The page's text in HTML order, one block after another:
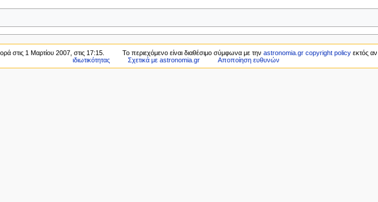
στις 1 Μαρτίου 2007, στις 17:15. Το περιεχόμενο είναι διαθέσιμο σύμφωνα με την astronomia.gr copyright policyεκτός αν
ιδιωτικότητας
Σχετικά με astronomia.gr Αποποίηση ευθυνών